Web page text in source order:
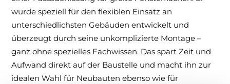
wurde speziell für den flexiblen Einsatz an
unterschiedlichsten Gebäuden entwickelt und
überzeugt durch seine unkomplizierte Montage –
ganz ohne spezielles Fachwissen. Das spart Zeit und
Aufwand direkt auf der Baustelle und macht ihn zur
idealen Wahl für Neubauten ebenso wie für